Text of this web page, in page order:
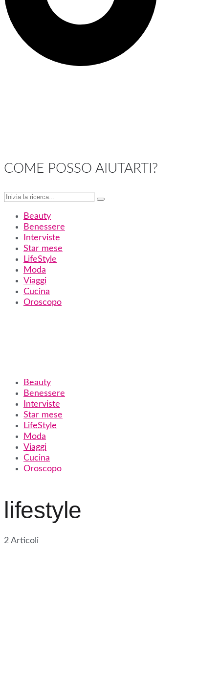
COME POSSO AIUTARTI?
Beauty
Benessere
Interviste
Star mese
LifeStyle
Moda
Viaggi
Cucina
Oroscopo
Beauty
Benessere
Interviste
Star mese
LifeStyle
Moda
Viaggi
Cucina
Oroscopo
lifestyle
2 Articoli